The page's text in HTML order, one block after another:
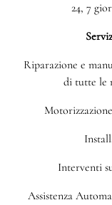
24, 7
Riparazione e
di tutte le
Interventi
Assistenza